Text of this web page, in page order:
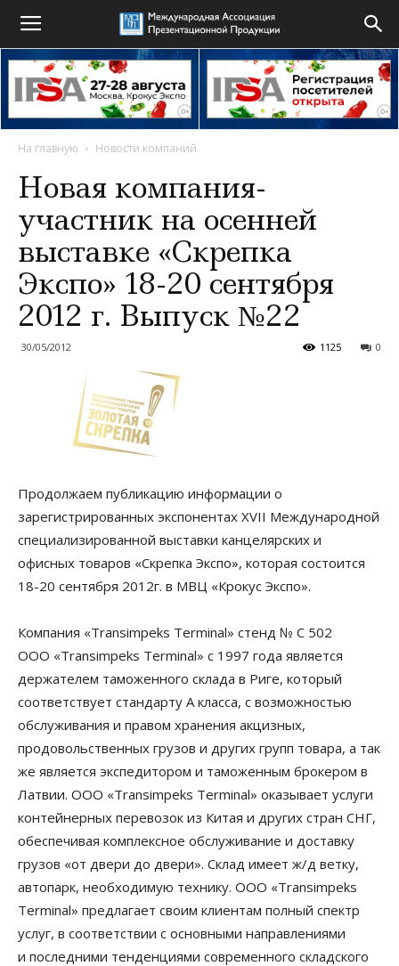
На главную Новости компаний
Новая компания-
участник на осенней
выставке «Скрепка
Экспо» 18-20 сентября
2012 г. Выпуск №22
30/05/2012 0
1125
Продолжаем публикацию информации о
зарегистрированных экспонентах XVII Международной
специализированной выставки канцелярских и
офисных товаров «Скрепка Экспо», которая состоится
18-20 сентября 2012г. в МВЦ «Крокус Экспо».
Компания «Transimpeks Terminal» стенд № С 502
ООО «Transimpeks Terminal» с 1997 года является
держателем таможенного склада в Риге, который
соответствует стандарту А класса, с возможностью
обслуживания и правом хранения акцизных,
продовольственных грузов и других групп товара, а так
же является экспедитором и таможенным брокером в
Латвии. ООО «Transimpeks Terminal» оказывает услуги
контейнерных перевозок из Китая и других стран СНГ,
обеспечивая комплексное обслуживание и доставку
грузов «от двери до двери». Склад имеет ж/д ветку,
автопарк, необходимую технику. ООО «Transimpeks
Terminal» предлагает своим клиентам полный спектр
услуг, в соответствии с основными направлениями
и последними тенденциями современного складского